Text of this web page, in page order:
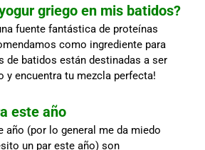
griego en mis batidos?
fuente fantástica de proteínas
como ingrediente para
de batidos están destinadas a ser
y encuentra tu mezcla perfecta!
este año
(por lo general me da miedo
un par este año) son